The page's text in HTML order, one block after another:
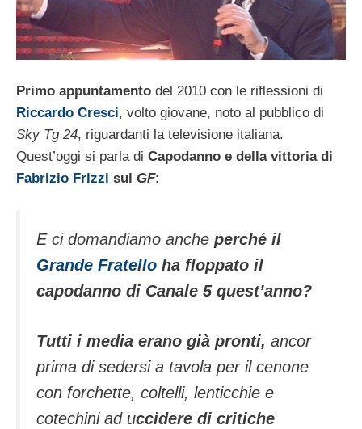
Primo appuntamento del 2010 con le riflessioni di
Riccardo Cresci, volto giovane, noto al pubblico di
Sky Tg 24, riguardanti la televisione italiana.
Quest’oggi si parla di Capodanno e della vittoria di
Fabrizio Frizzi sul GF:
E ci domandiamo anche perché il
Grande Fratello ha floppato il
capodanno di Canale 5 quest’anno?
Tutti i media erano già pronti, ancor
prima di sedersi a tavola per il cenone
con forchette, coltelli, lenticchie e
cotechini ad uccidere di critiche